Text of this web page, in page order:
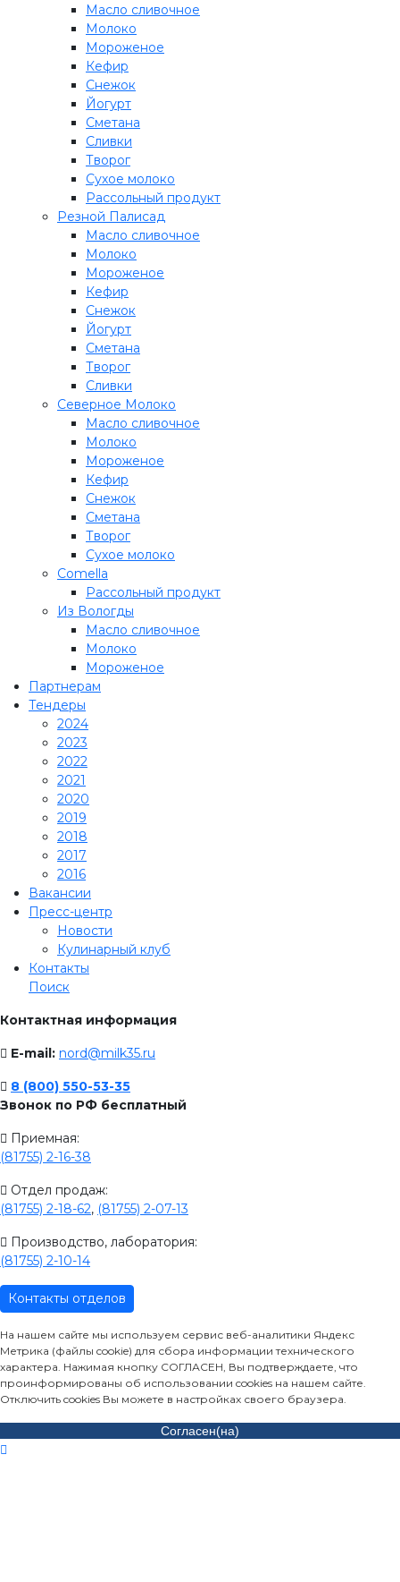
Масло сливочное
Молоко
Мороженое
Кефир
Снежок
Йогурт
Сметана
Сливки
Творог
Сухое молоко
Рассольный продукт
Резной Палисад
Масло сливочное
Молоко
Мороженое
Кефир
Снежок
Йогурт
Сметана
Творог
Сливки
Северное Молоко
Масло сливочное
Молоко
Мороженое
Кефир
Снежок
Сметана
Творог
Сухое молоко
Comеlla
Рассольный продукт
Из Вологды
Масло сливочное
Молоко
Мороженое
Партнерам
Тендеры
2024
2023
2022
2021
2020
2019
2018
2017
2016
Вакансии
Пресс-центр
Новости
Кулинарный клуб
Контакты
Поиск
Контактная информация
E-mail: nord@milk35.ru
8 (800) 550-53-35
Звонок по РФ бесплатный
Приемная:
(81755) 2-16-38
Отдел продаж:
(81755) 2-18-62, (81755) 2-07-13
Производство, лаборатория:
(81755) 2-10-14
Контакты отделов
На нашем сайте мы используем сервис веб-аналитики Яндекс
Метрика (файлы cookie) для сбора информации технического
характера. Нажимая кнопку СОГЛАСЕН, Вы подтверждаете, что
проинформированы об использовании cookies на нашем сайте.
Отключить cookies Вы можете в настройках своего браузера.
Согласен(на)